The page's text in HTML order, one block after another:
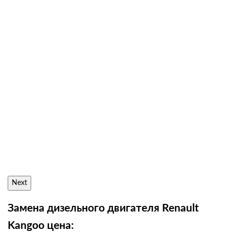
Next
Замена дизельного двигателя Renault
Kangoo цена: